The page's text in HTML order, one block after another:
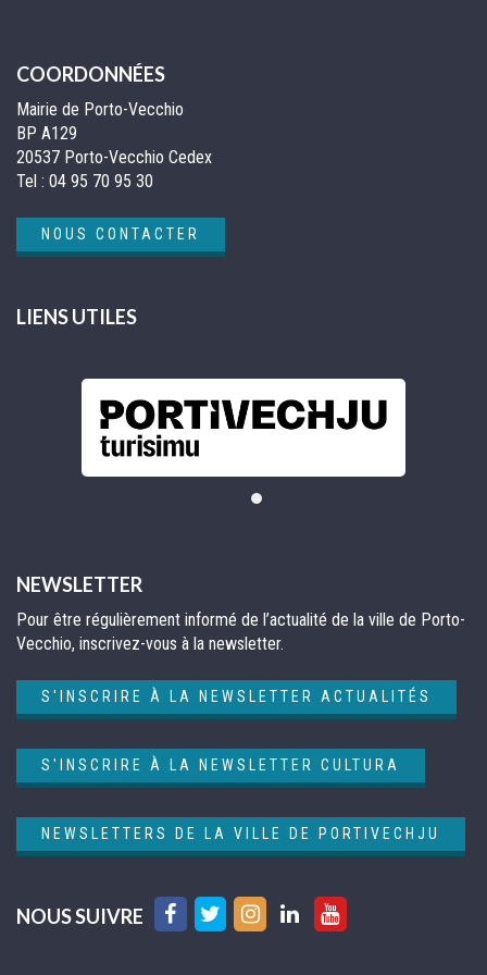
COORDONNÉES
Mairie de Porto-Vecchio
BP A129
20537 Porto-Vecchio Cedex
Tel : 04 95 70 95 30
NOUS CONTACTER
LIENS UTILES
NEWSLETTER
Pour être régulièrement informé de l’actualité de la ville de Porto-
Vecchio, inscrivez-vous à la newsletter.
S'INSCRIRE À LA NEWSLETTER ACTUALITÉS
S'INSCRIRE À LA NEWSLETTER CULTURA
NEWSLETTERS DE LA VILLE DE PORTIVECHJU
NOUS SUIVRE
Lien
Lien
Lien
Lien